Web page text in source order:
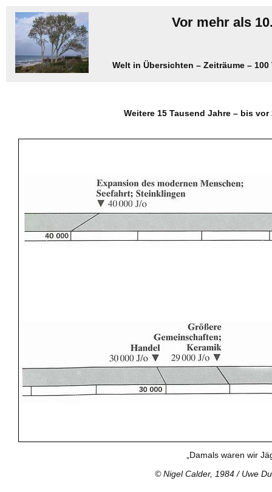
Vor mehr als
Welt in Übersichten – Zeiträume –
Weitere 15 Tausend Jahre – bis
„Damals waren wir
© Nigel Calder, 1984 / Uwe